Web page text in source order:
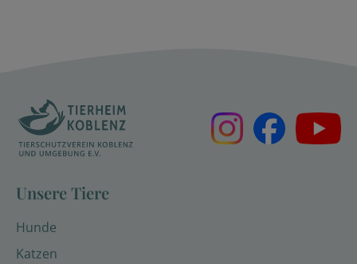
Unsere Tiere
Hunde
Katzen